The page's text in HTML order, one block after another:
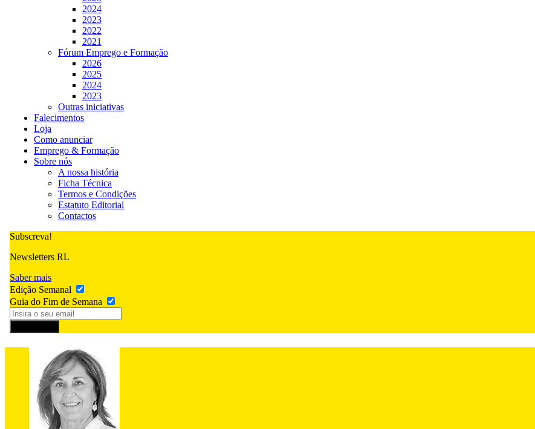
2024
2023
2022
2021
Fórum Emprego e Formação
2026
2025
2024
2023
Outras iniciativas
Falecimentos
Loja
Como anunciar
Emprego & Formação
Sobre nós
A nossa história
Ficha Técnica
Termos e Condições
Estatuto Editorial
Contactos
Subscreva!
Newsletters RL
Saber mais
Edição Semanal
Guia do Fim de Semana